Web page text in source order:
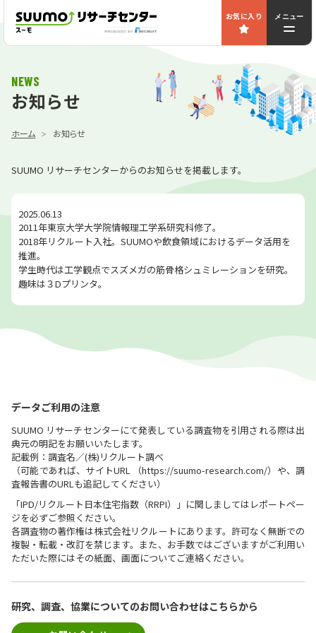
お気に入り メニュー
NEWS
お知らせ
ホーム お知らせ
SUUMO リサーチセンターからのお知らせを掲載します。
2025.06.13
2011年東京大学大学院情報理工学系研究科修了。
2018年リクルート入社。SUUMOや飲食領域におけるデータ活用を
推進。
学生時代は工学観点でスズメガの筋骨格シュミレーションを研究。
趣味は３Dプリンタ。
データご利用の注意
SUUMO リサーチセンターにて発表している調査物を引用される際は出
典元の明記をお願いいたします。
記載例：調査名／(株)リクルート調べ
（可能であれば、サイトURL （https://suumo-research.com/）や、調
査報告書のURLも追記してください）
「IPD/リクルート日本住宅指数（RRPI）」に関しましてはレポートペー
ジを必ずご参照ください。
各調査物の著作権は株式会社リクルートにあります。許可なく無断での
複製・転載・改訂を禁じます。また、お手数ではございますがご利用い
ただいた際にはその紙面、画面についてご連絡ください。
研究、調査、協業についてのお問い合わせはこちらから